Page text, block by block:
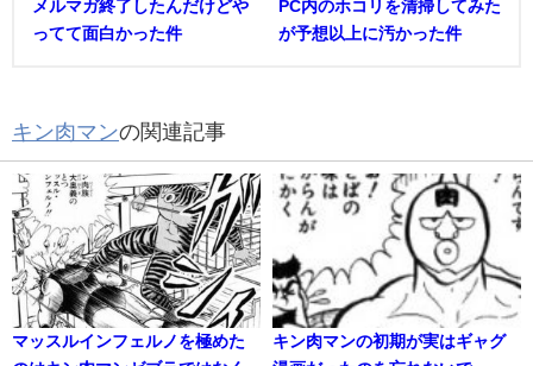
メルマガ終了したんだけどや
ってて面白かった件
PC内のホコリを清掃してみた
が予想以上に汚かった件
キン肉マンの関連記事
マッスルインフェルノを極めた
キン肉マンの初期が実はギャグ